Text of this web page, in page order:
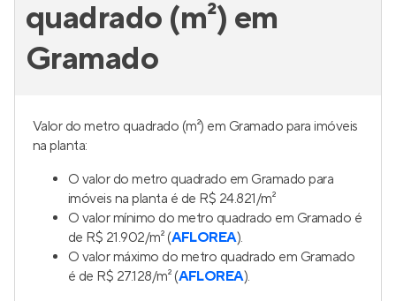
quadrado (m²) em
Gramado
Valor do metro quadrado (m²) em Gramado para imóveis
na planta:
O valor do metro quadrado em Gramado para
imóveis na planta é de R$ 24.821/m²
O valor mínimo do metro quadrado em Gramado é
de R$ 21.902/m² (AFLOREA).
O valor máximo do metro quadrado em Gramado
é de R$ 27.128/m² (AFLOREA).